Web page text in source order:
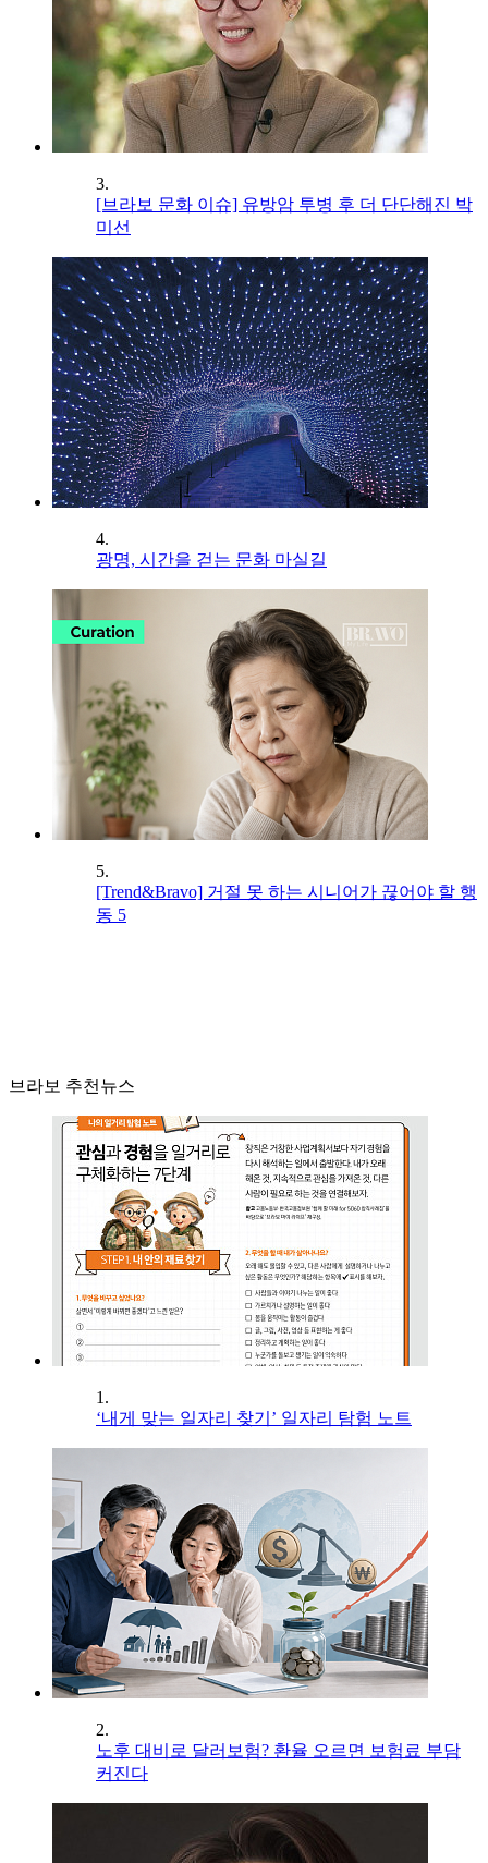
3.
[브라보 문화 이슈] 유방암 투병 후 더 단단해진 박
미선
4.
광명, 시간을 걷는 문화 마실길
5.
[Trend&Bravo] 거절 못 하는 시니어가 끊어야 할 행
동 5
브라보 추천뉴스
1.
‘내게 맞는 일자리 찾기’ 일자리 탐험 노트
2.
노후 대비로 달러보험? 환율 오르면 보험료 부담
커진다